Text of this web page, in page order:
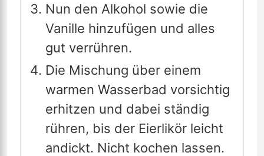
Nun den Alkohol sowie die
Vanille hinzufügen und alles
gut verrühren.
Die Mischung über einem
warmen Wasserbad vorsichtig
erhitzen und dabei ständig
rühren, bis der Eierlikör leicht
andickt. Nicht kochen lassen.